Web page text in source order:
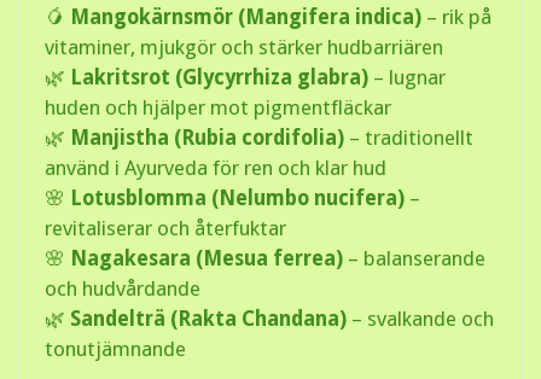
🥭 Mangokärnsmör (Mangifera indica) – rik på
vitaminer, mjukgör och stärker hudbarriären
🌿 Lakritsrot (Glycyrrhiza glabra) – lugnar
huden och hjälper mot pigmentfläckar
🌿 Manjistha (Rubia cordifolia) – traditionellt
använd i Ayurveda för ren och klar hud
🌸 Lotusblomma (Nelumbo nucifera) –
revitaliserar och återfuktar
🌸 Nagakesara (Mesua ferrea) – balanserande
och hudvårdande
🌿 Sandelträ (Rakta Chandana) – svalkande och
tonutjämnande